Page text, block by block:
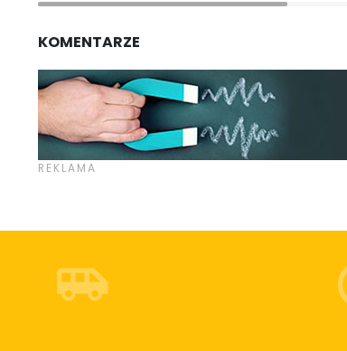
KOMENTARZE